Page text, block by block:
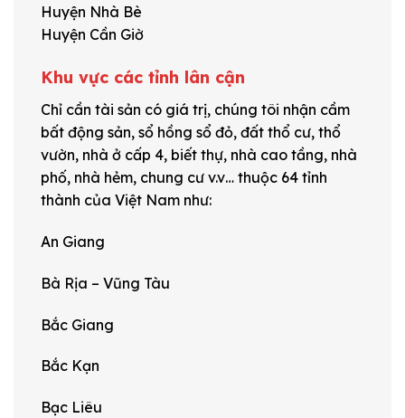
Huyện Nhà Bè
Huyện Cần Giờ
Khu vực các tỉnh lân cận
Chỉ cần tài sản có giá trị, chúng tôi nhận cầm
bất động sản, sổ hồng sổ đỏ, đất thổ cư, thổ
vườn, nhà ở cấp 4, biết thự, nhà cao tầng, nhà
phố, nhà hẻm, chung cư v.v… thuộc 64 tỉnh
thành của Việt Nam như:
An Giang
Bà Rịa – Vũng Tàu
Bắc Giang
Bắc Kạn
Bạc Liêu